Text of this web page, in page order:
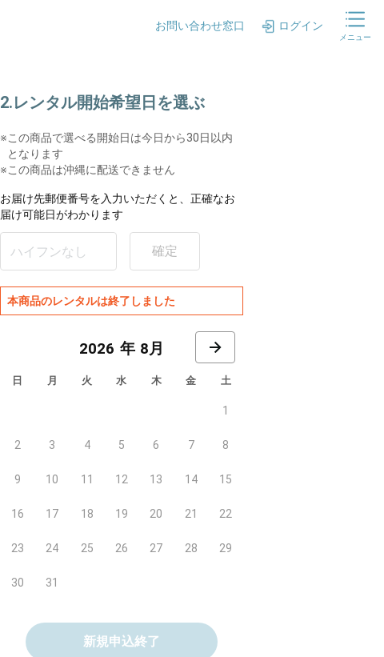
お問い合わせ窓口 ログイン
メニュー
2.レンタル開始希望日を選ぶ
※この商品で選べる開始日は今日から30日以内
となります
※この商品は沖縄に配送できません
お届け先郵便番号を入力いただくと、正確なお
届け可能日がわかります
確定
本商品のレンタルは終了しました
8月
日 月 火 水 木 金 土
1
2 3 4 5 6 7 8
9 10 11 12 13 14 15
16 17 18 19 20 21 22
23 24 25 26 27 28 29
30 31
新規申込終了